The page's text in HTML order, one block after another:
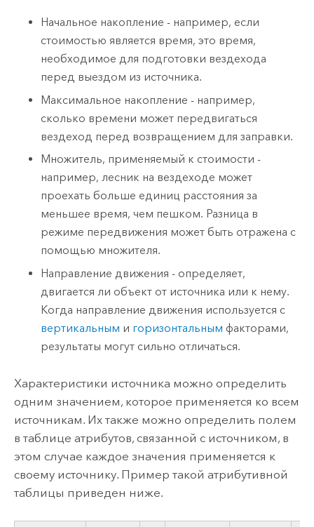
Начальное накопление - например, если
стоимостью является время, это время,
необходимое для подготовки вездехода
перед выездом из источника.
Максимальное накопление - например,
сколько времени может передвигаться
вездеход перед возвращением для заправки.
Множитель, применяемый к стоимости -
например, лесник на вездеходе может
проехать больше единиц расстояния за
меньшее время, чем пешком. Разница в
режиме передвижения может быть отражена с
помощью множителя.
Направление движения - определяет,
двигается ли объект от источника или к нему.
Когда направление движения используется с
вертикальным и горизонтальным факторами,
результаты могут сильно отличаться.
Характеристики источника можно определить
одним значением, которое применяется ко всем
источникам. Их также можно определить полем
в таблице атрибутов, связанной с источником, в
этом случае каждое значения применяется к
своему источнику. Пример такой атрибутивной
таблицы приведен ниже.